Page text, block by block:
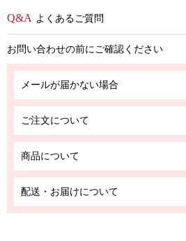
よくあるご質問
お問い合わせの前にご確認ください
メールが届かない場合
ご注文について
商品について
配送・お届けについて